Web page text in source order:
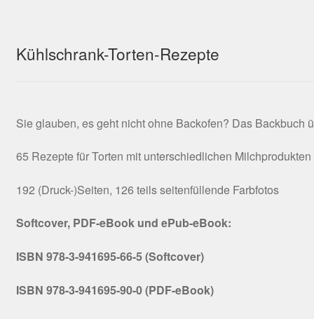
Kühlschrank-Torten-Rezepte
Sie glauben, es geht nicht ohne Backofen? Das Backbuch
65 Rezepte für Torten mit unterschiedlichen
192 (Druck-)Seiten, 126 teils seitenfüllende Farbfotos
Softcover, PDF-eBook und ePub-eBook:
ISBN 978-3-941695-66-5 (Softcover)
ISBN 978-3-941695-90-0 (PDF-eBook)